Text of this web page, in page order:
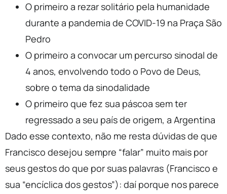
O primeiro a rezar solitário pela humanidade
durante a pandemia de COVID-19 na Praça São
Pedro
O primeiro a convocar um percurso sinodal de
4 anos, envolvendo todo o Povo de Deus,
sobre o tema da sinodalidade
O primeiro que fez sua páscoa sem ter
regressado a seu país de origem, a Argentina
Dado esse contexto, não me resta dúvidas de que
Francisco desejou sempre “falar” muito mais por
seus gestos do que por suas palavras (Francisco e
sua “encíclica dos gestos”): daí porque nos parece